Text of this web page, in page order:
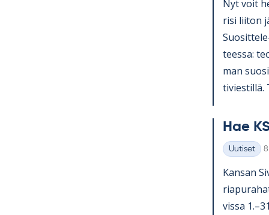
Nyt voit
risi lii­ton
teessa:
man
ti­vies­tillä.
Hae
Kategoriat
Uutiset
Kan­san
vissa